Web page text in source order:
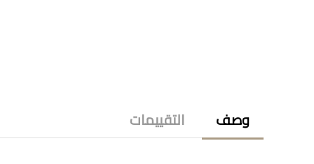
وصف التقييمات